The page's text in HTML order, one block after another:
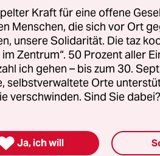
OECD-Studie
die Bevölkerung im
meisten süd-, -mittel-
und Korea um mehr
Kraft für eine offene
Menschen, die sich vor Ort
unsere Solidarität. Die taz
Zentrum“. 50 Prozent aller
ich gehen – bis zum 30.
selbstverwaltete Orte
verschwinden. Sind Sie dabei?
Ja, ich will